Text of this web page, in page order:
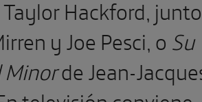
Hackford, junto
y Joe Pesci, o Su
de Jean-